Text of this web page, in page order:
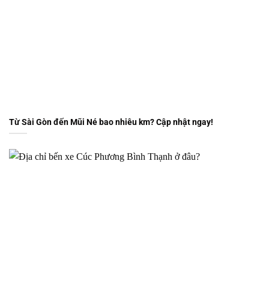
Từ Sài Gòn đến Mũi Né bao nhiêu km? Cập nhật ngay!